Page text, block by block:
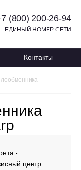
(800) 200-26-94
ЕДИНЫЙ НОМЕР СЕТИ
Контакты
-
центр